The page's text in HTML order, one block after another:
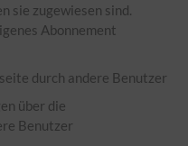
sie zugewiesen sind.
Abonnement
durch andere Benutzer
über die
Benutzer